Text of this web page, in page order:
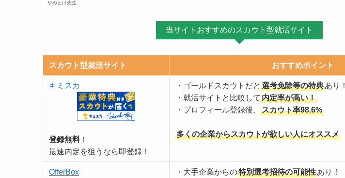
やめとけ先生
当サイトおすすめのスカウト型就活サイト
スカウト型就活サイト おすすめポイント
キミスカ
登録無料！
最速内定を狙うなら即登録！
・ゴールドスカウトだと 選考免除等の特典あり！
・就活サイトと比較して 内定率が高い！
・プロフィール登録後、
スカウト率98.6%
多くの企業からスカウトが欲しい人にオススメ
OfferBox ・大手企業からの特別選考招待の可能性あり！